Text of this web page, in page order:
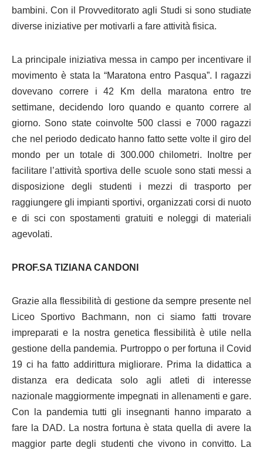
bambini. Con il Provveditorato agli Studi si sono studiate
diverse iniziative per motivarli a fare attività fisica.
La principale iniziativa messa in campo per incentivare il
movimento è stata la “Maratona entro Pasqua”. I ragazzi
dovevano correre i 42 Km della maratona entro tre
settimane, decidendo loro quando e quanto correre al
giorno. Sono state coinvolte 500 classi e 7000 ragazzi
che nel periodo dedicato hanno fatto sette volte il giro del
mondo per un totale di 300.000 chilometri. Inoltre per
facilitare l’attività sportiva delle scuole sono stati messi a
disposizione degli studenti i mezzi di trasporto per
raggiungere gli impianti sportivi, organizzati corsi di nuoto
e di sci con spostamenti gratuiti e noleggi di materiali
agevolati.
PROF.SA TIZIANA CANDONI
Grazie alla flessibilità di gestione da sempre presente nel
Liceo Sportivo Bachmann, non ci siamo fatti trovare
impreparati e la nostra genetica flessibilità è utile nella
gestione della pandemia. Purtroppo o per fortuna il Covid
19 ci ha fatto addirittura migliorare. Prima la didattica a
distanza era dedicata solo agli atleti di interesse
nazionale maggiormente impegnati in allenamenti e gare.
Con la pandemia tutti gli insegnanti hanno imparato a
fare la DAD. La nostra fortuna è stata quella di avere la
maggior parte degli studenti che vivono in convitto. La